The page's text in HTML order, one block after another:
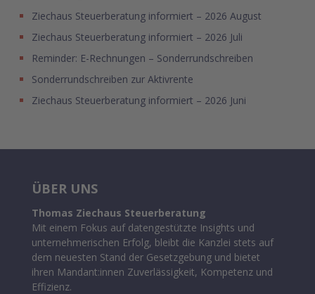
Ziechaus Steuerberatung informiert – 2026 August
Ziechaus Steuerberatung informiert – 2026 Juli
Reminder: E-Rechnungen – Sonderrundschreiben
Sonderrundschreiben zur Aktivrente
Ziechaus Steuerberatung informiert – 2026 Juni
ÜBER UNS
Thomas Ziechaus Steuerberatung
Mit einem Fokus auf datengestützte Insights und
unternehmerischen Erfolg, bleibt die Kanzlei stets auf
dem neuesten Stand der Gesetzgebung und bietet
ihren Mandant:innen Zuverlässigkeit, Kompetenz und
Effizienz.